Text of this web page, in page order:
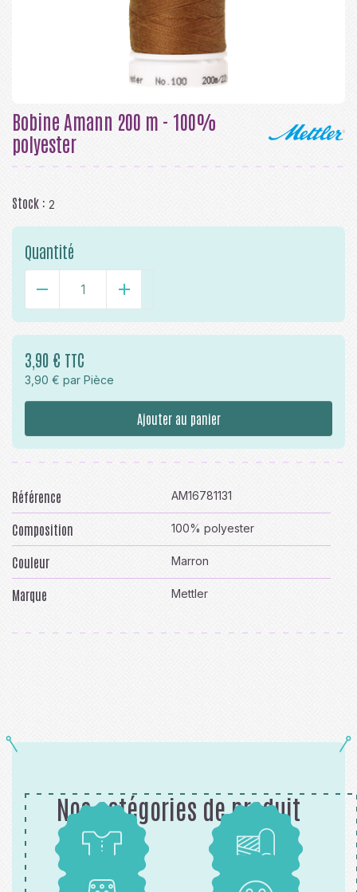
Bobine Amann 200 m - 100%
polyester
Stock : 2
Quantité
- +
3,90 € TTC
3,90 € par Pièce
Ajouter au panier
Référence AM16781131
Composition 100% polyester
Couleur Marron
Marque Mettler
Nos catégories de produit
Patrons Tissus